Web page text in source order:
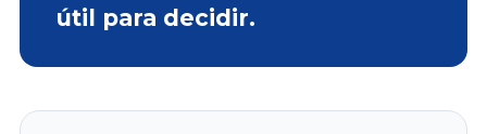
útil para decidir.